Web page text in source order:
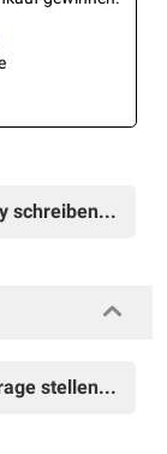
schreiben...
stellen...